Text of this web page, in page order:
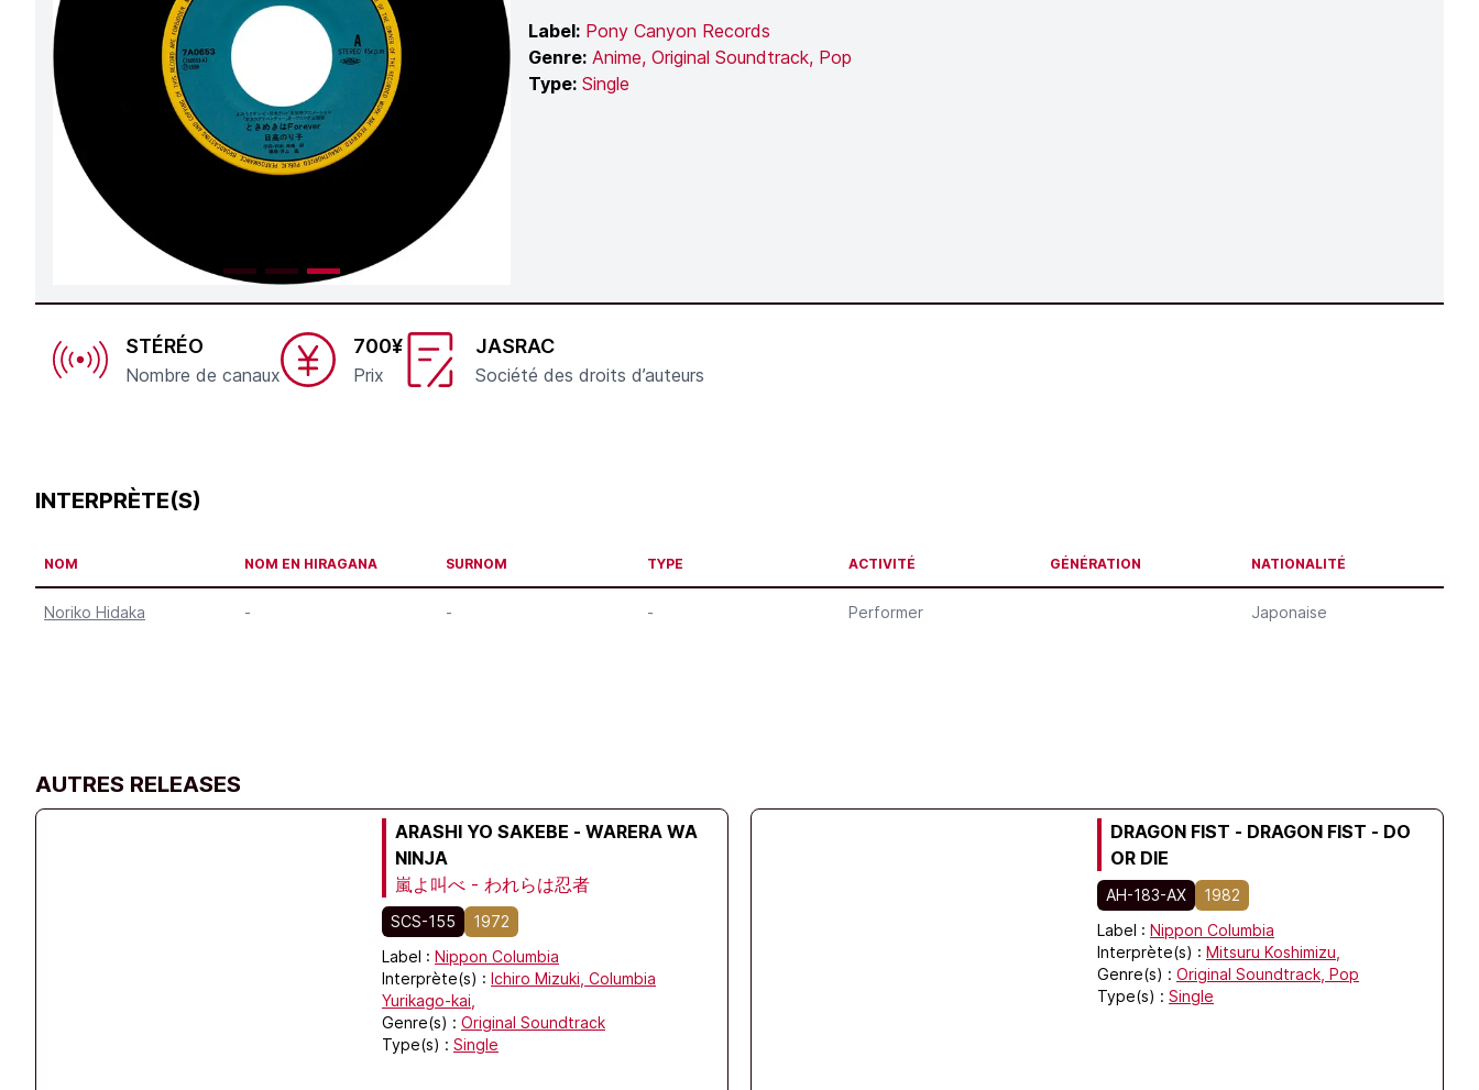
Label: Pony Canyon Records
Genre: Anime, Original Soundtrack, Pop
Type: Single
STÉRÉO
Nombre de canaux
700¥
Prix
JASRAC
Société des droits d’auteurs
INTERPRÈTE(S)
NOM NOM EN HIRAGANA SURNOM TYPE ACTIVITÉ GÉNÉRATION NATIONALITÉ
Noriko Hidaka - - - Performer Japonaise
AUTRES RELEASES
ARASHI YO SAKEBE - WARERA WA
NINJA
嵐よ叫べ - われらは忍者
SCS-155
1972
Label : Nippon Columbia
Interprète(s) : Ichiro Mizuki, Columbia
Yurikago-kai,
Genre(s) : Original Soundtrack
Type(s) : Single
DRAGON FIST - DRAGON FIST - DO
OR DIE
AH-183-AX
1982
Label : Nippon Columbia
Interprète(s) : Mitsuru Koshimizu,
Genre(s) : Original Soundtrack, Pop
Type(s) : Single